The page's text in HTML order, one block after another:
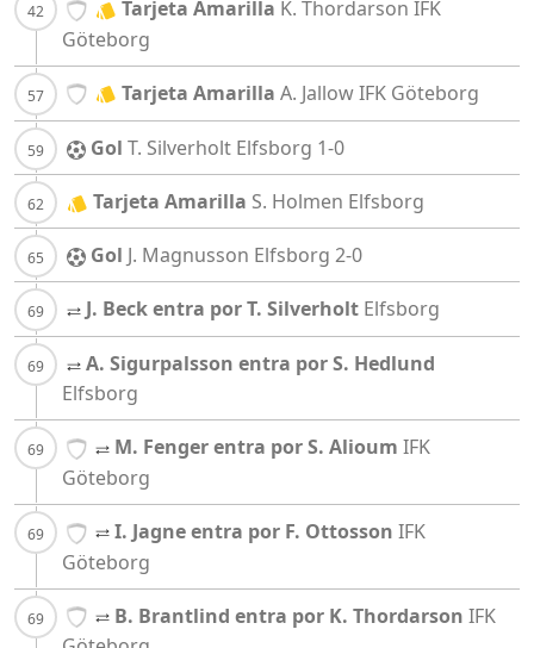
Tarjeta Amarilla K. Thordarson IFK
Göteborg
Tarjeta Amarilla A. JallowIFK Göteborg
Gol T. Silverholt Elfsborg 1-0
Tarjeta Amarilla S. Holmen Elfsborg
Gol J. Magnusson Elfsborg 2-0
J. Beck entra por T. Silverholt Elfsborg
A. Sigurpalsson entra por S. Hedlund
Elfsborg
M. Fenger entra por S. Alioum IFK
Göteborg
I. Jagne entra por F. Ottosson IFK
Göteborg
B. Brantlind entra por K. Thordarson IFK